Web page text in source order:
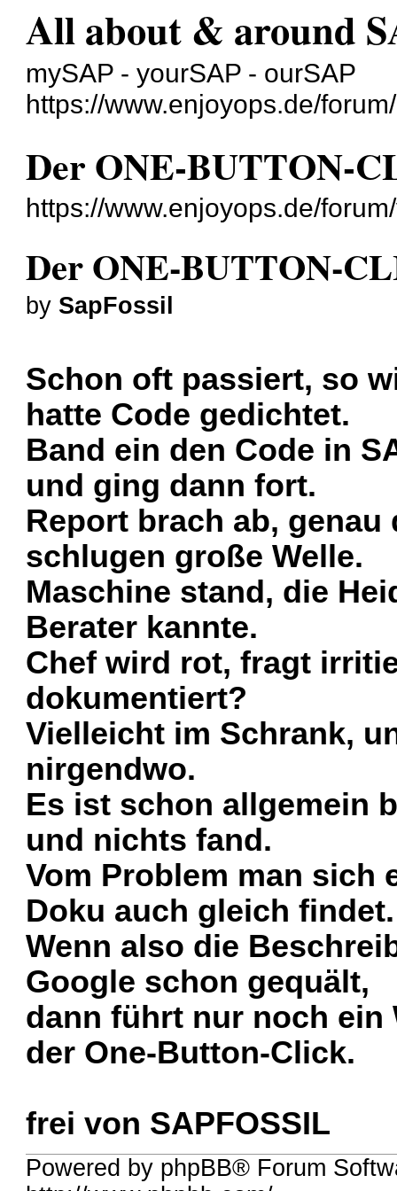
All about & around
mySAP - yourSAP - ourSAP
https://www.enjoyops.de/forum/
Der ONE-BUTTON-
https://www.enjoyops.de/
Der ONE-BUTTON-
by SapFossil
Schon oft passiert, so
hatte Code gedichtet.
Band ein den Code in
und ging dann fort.
Report brach ab,
schlugen große Welle.
Maschine stand, die
Berater kannte.
Chef wird rot, fragt
dokumentiert?
Vielleicht im Schrank,
nirgendwo.
Es ist schon allgemein
und nichts fand.
Vom Problem man sich
Doku auch gleich findet.
Wenn also die
Google schon gequält,
dann führt nur noch ein
der One-Button-Click.
frei von SAPFOSSIL
Powered by phpBB® Forum